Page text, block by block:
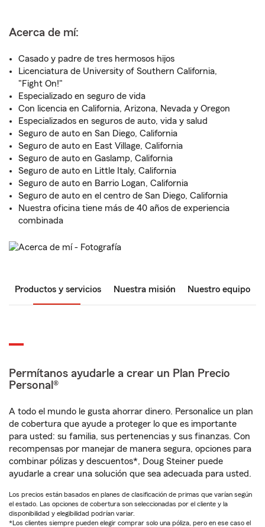
Acerca de mí:
Casado y padre de tres hermosos hijos
Licenciatura de University of Southern California,
"Fight On!"
Especializado en seguro de vida
Con licencia en California, Arizona, Nevada y Oregon
Especializados en seguros de auto, vida y salud
Seguro de auto en San Diego, California
Seguro de auto en East Village, California
Seguro de auto en Gaslamp, California
Seguro de auto en Little Italy, California
Seguro de auto en Barrio Logan, California
Seguro de auto en el centro de San Diego, California
Nuestra oficina tiene más de 40 años de experiencia
combinada
Productos y servicios Nuestra misión Nuestro equipo
Permítanos ayudarle a crear un Plan Precio
Personal®
A todo el mundo le gusta ahorrar dinero. Personalice un plan
de cobertura que ayude a proteger lo que es importante
para usted: su familia, sus pertenencias y sus finanzas. Con
recompensas por manejar de manera segura, opciones para
combinar pólizas y descuentos*, Doug Steiner puede
ayudarle a crear una solución que sea adecuada para usted.
Los precios están basados en planes de clasificación de primas que varían según
el estado. Las opciones de cobertura son seleccionadas por el cliente y la
disponibilidad y elegibilidad podrían variar.
*Los clientes siempre pueden elegir comprar solo una póliza, pero en ese caso el